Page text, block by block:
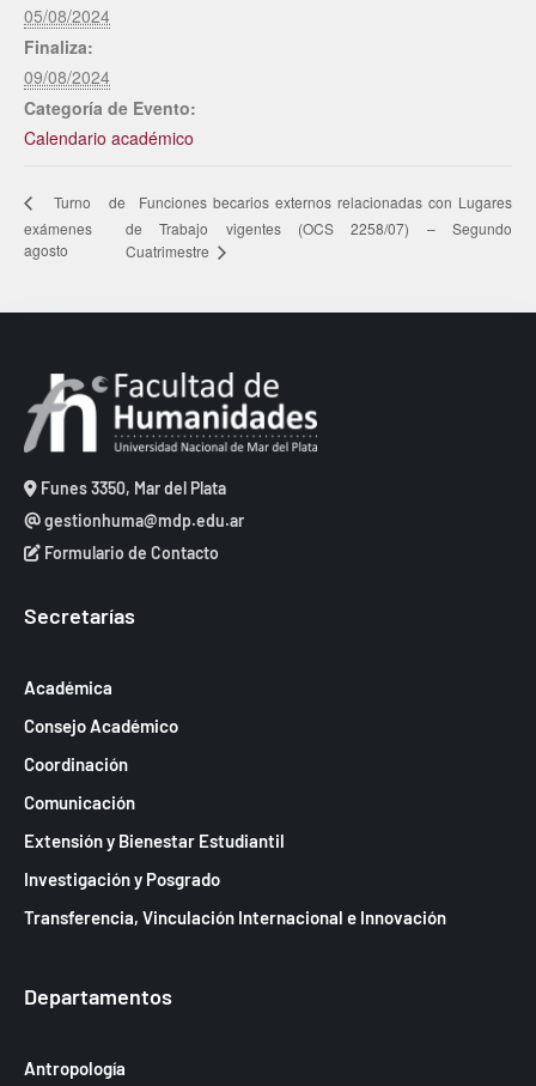
05/08/2024
Finaliza:
09/08/2024
Categoría de Evento:
Calendario académico
Turno de
exámenes
agosto
Funciones becarios externos relacionadas con Lugares
de Trabajo vigentes (OCS 2258/07) – Segundo
Cuatrimestre
Funes 3350, Mar del Plata
gestionhuma@mdp.edu.ar
Formulario de Contacto
Secretarías
Académica
Consejo Académico
Coordinación
Comunicación
Extensión y Bienestar Estudiantil
Investigación y Posgrado
Transferencia, Vinculación Internacional e Innovación
Departamentos
Antropología